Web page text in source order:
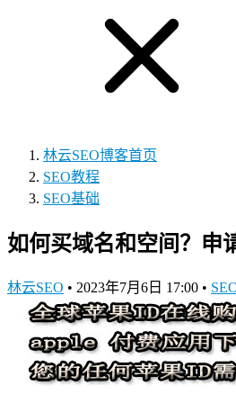
林云SEO博客首页
SEO教程
SEO基础
如何买域名和空间？申
林云SEO • 2023年7月6日 17:00 •